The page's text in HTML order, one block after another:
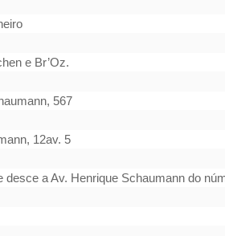
e Br’Oz.
567
12av. 5
a Av. Henrique Schaumann do